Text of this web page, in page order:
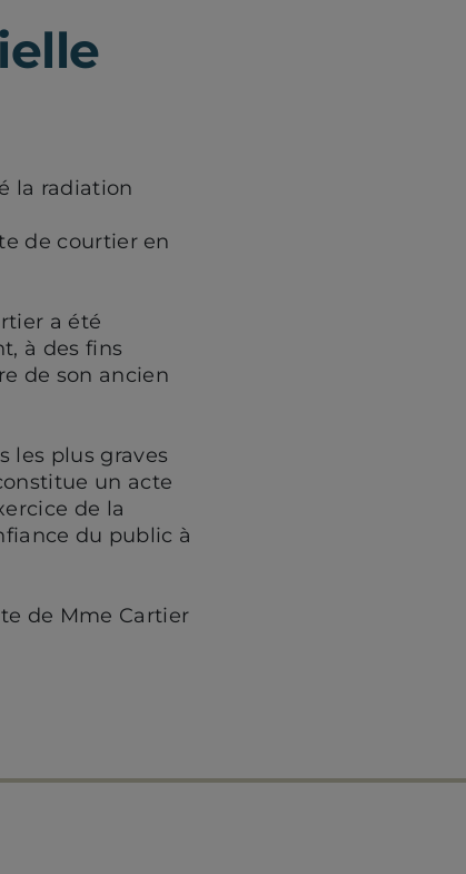
la radiation
de courtier en
a été
à des fins
de son ancien
les plus graves
un acte
de la
du public à
de Mme Cartier